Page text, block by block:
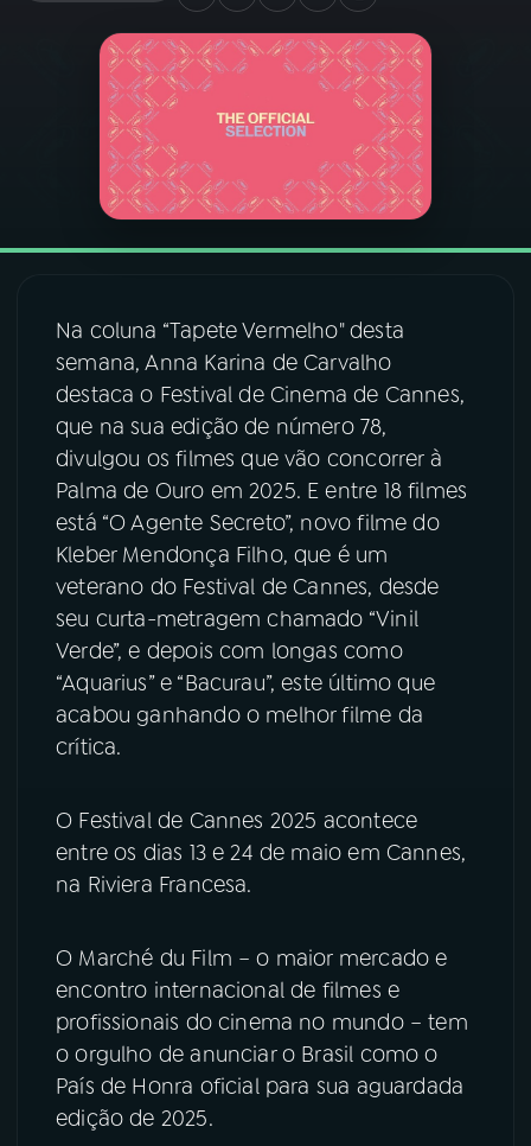
PROGRAMAS
PODCASTS
06VIDEOCASTS
07ÚLTIMAS
ACOMPANHE A RÁDIO NACIONAL
Facebook
Instagram X
TikTok
Na coluna “Tapete Vermelho" desta
semana, Anna Karina de Carvalho
destaca o Festival de Cinema de Cannes,
que na sua edição de número 78,
divulgou os filmes que vão concorrer à
Palma de Ouro em 2025. E entre 18 filmes
está “O Agente Secreto”, novo filme do
Kleber Mendonça Filho, que é um
veterano do Festival de Cannes, desde
seu curta-metragem chamado “Vinil
Verde”, e depois com longas como
“Aquarius” e “Bacurau”, este último que
acabou ganhando o melhor filme da
crítica.
O Festival de Cannes 2025 acontece
entre os dias 13 e 24 de maio em Cannes,
na Riviera Francesa.
O Marché du Film – o maior mercado e
encontro internacional de filmes e
profissionais do cinema no mundo – tem
o orgulho de anunciar o Brasil como o
País de Honra oficial para sua aguardada
edição de 2025.